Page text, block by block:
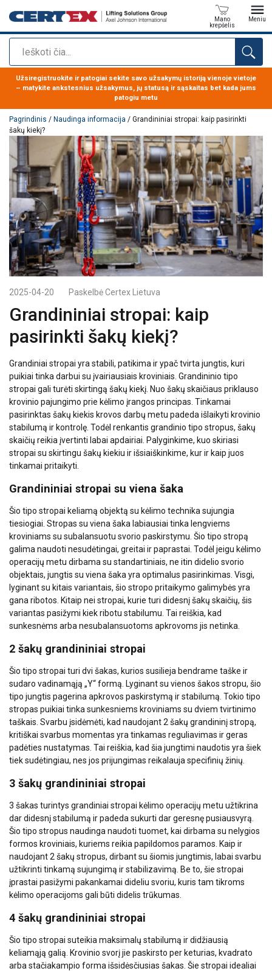
Paieška
Mano
krepšelis
Meniu
Produktas buvo pridėtas prie jūsų užklausos
Užsiregistruokite ir patogiai sekite savo užsakymų istoriją vienoje vietoje
– matykite ankstesnius užsakymus, jų statusą ir sąskaitas bet kada jums
patogiu metu
Pagrindinis / Naudinga informacija / Grandininiai stropai: kaip pasirinkti
šakų kiekį?
2025-04-20 PaskelbėCertex Lietuva
Grandininiai stropai: kaip
pasirinkti šakų kiekį?
Grandiniai stropai yra stabili, patikima ir ypač tvirta jungtis, kuri
puikiai tinka darbui su įvairiausiais kroviniais. Grandininio tipo
stropai gali turėti skirtingą šakų kiekį. Nuo šakų skaičiaus priklauso
krovinio pajungimo prie kėlimo įrangos principas. Tinkamai
pasirinktas šakų kiekis krovos darbų metu padeda išlaikyti krovinio
stabilumą ir kontrolę. Todėl renkantis grandinio tipo stropus, šakų
skaičių reikia įvertinti labai apdairiai. Palyginkime, kuo skiriasi
stropai su skirtingu šakų kiekiu ir išsiaiškinkime, kur ir kaip juos
tinkamai pritaikyti.
Grandininiai stropai su viena šaka
Šio tipo stropai keliamą objektą su kėlimo technika sujungia
tiesiogiai. Stropas su viena šaka labiausiai tinka lengviems
kroviniams su subalansuotu svorio paskirstymu. Šio tipo stropą
galima naudoti nesudėtingai, greitai ir paprastai. Todėl jeigu kėlimo
operacijų metu dirbama su standartiniais, ne itin didelio svorio
objektais, jungtis su viena šaka yra optimalus pasirinkimas. Visgi,
lyginant su kitais variantais, šio stropo pritaikymo galimybės yra
gana ribotos. Kitaip nei stropai, kurie turi didesnį šakų skaičių, šis
variantas pasižymi kiek ribotu stabilumu. Tai reiškia, kad
sunkesnėms arba nesubalansuotoms apkrovoms jis netinka.
2 šakų grandininiai stropai
Šio tipo stropai turi dvi šakas, kurios susilieja bendrame taške ir
sudaro vadinamąją „Y“ formą. Lyginant su vienos šakos stropu, šio
tipo jungtis pagerina apkrovos paskirstymą ir stabilumą. Tokio tipo
stropas puikiai tinka sunkesniems kroviniams su dviem tvirtinimo
taškais. Svarbu įsidėmėti, kad naudojant 2 šakų grandininį stropą,
kritiškai svarbus momentas yra tinkamas reguliavimas ir geras
padėties nustatymas. Tai reiškia, kad šia jungtimi naudotis yra šiek
tiek sudėtingiau, nes jos prijungimas reikalauja specifinių žinių.
3 šakų grandininiai stropai
3 šakas turintys grandiniai stropai kėlimo operacijų metu užtikrina
dar didesnį stabilumą ir padeda sukurti dar geresnę pusiausvyrą.
Šio tipo stropus naudinga naudoti tuomet, kai dirbama su nelygios
formos kroviniais, kuriems reikia papildomos paramos. Kaip ir
naudojant 2 šakų stropus, dirbant su šiomis jungtimis, labai svarbu
užtikrinti tinkamą sujungimą ir stabilizavimą. Be to, šie stropai
įprastai pasižymi pakankamai dideliu svoriu, kuris tam tikroms
kėlimo operacijoms gali būti didelis trūkumas.
4 šakų grandininiai stropai
Šio tipo stropai suteikia maksimalų stabilumą ir didžiausią
keliamąją galią. Krovinio svorį jie paskirsto per keturias, kvadrato
arba stačiakampio forma išsidėsčiusias šakas. Šie stropai idealiai
LITHUANIAN
Ši svetainė naudoja slapukus
Naudojame slapukus siekdami